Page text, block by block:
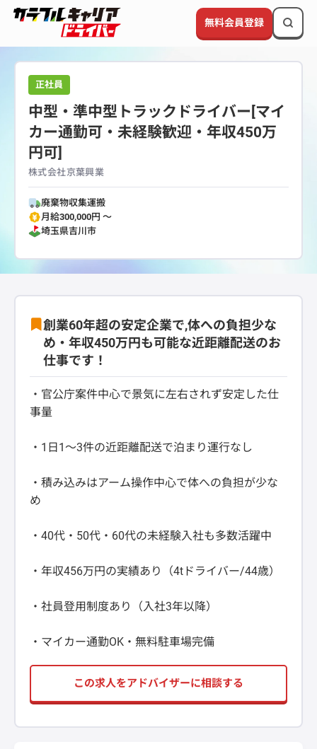
無料会員登録
正社員
中型・準中型トラックドライバー[マイ
カー通勤可・未経験歓迎・年収450万
円可]
株式会社京葉興業
廃棄物収集運搬
月給300,000円 〜
埼玉県吉川市
創業60年超の安定企業で,体への負担少な
め・年収450万円も可能な近距離配送のお
仕事です！
・官公庁案件中心で景気に左右されず安定した仕
事量
・1日1〜3件の近距離配送で泊まり運行なし
・積み込みはアーム操作中心で体への負担が少な
め
・40代・50代・60代の未経験入社も多数活躍中
・年収456万円の実績あり（4tドライバー/44歳）
・社員登用制度あり（入社3年以降）
・マイカー通勤OK・無料駐車場完備
この求人をアドバイザーに相談する